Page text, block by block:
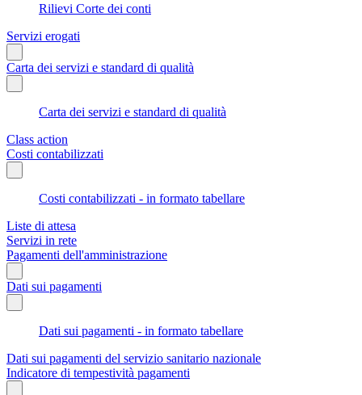
Rilievi Corte dei conti
Servizi erogati
Carta dei servizi e standard di qualità
Carta dei servizi e standard di qualità
Class action
Costi contabilizzati
Costi contabilizzati - in formato tabellare
Liste di attesa
Servizi in rete
Pagamenti dell'amministrazione
Dati sui pagamenti
Dati sui pagamenti - in formato tabellare
Dati sui pagamenti del servizio sanitario nazionale
Indicatore di tempestività pagamenti